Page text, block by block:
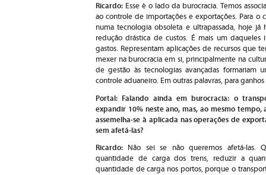
Ricardo: Esse é o lado da burocracia. Temos
ao controle de importações e exportações. Para
numa tecnologia obsoleta e ultrapassada, hoje
redução drástica de custos. É mais um
gastos. Representam aplicações de recursos que
mexer na burocracia em si, principalmente na
de gestão às tecnologias avançadas formariam
controle aduaneiro. Em outras palavras, para
Portal: Falando ainda em burocracia: o
expandir 10% neste ano, mas, ao mesmo
assemelha-se à aplicada nas operações de
sem afetá-las?
Ricardo: Não sei se não queremos afetá-las.
quantidade de carga dos trens, reduzir a
quantidade de carga nos portos, porque o